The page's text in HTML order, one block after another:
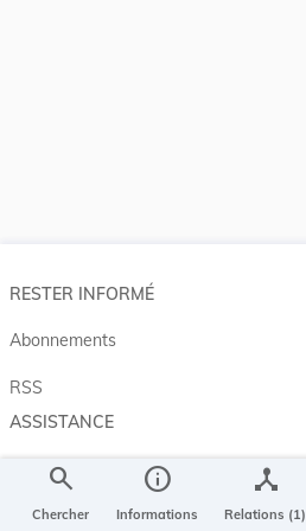
search
Chercher
info
Informations
device_hub
Relations (1)
RESTER INFORMÉ
Abonnements
RSS
ASSISTANCE
Aide et à propos
Projet Casemates